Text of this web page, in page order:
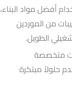
أفضل مواد البناء،
من الموردين
الطويل.
متخصصة
حلولاً مبتكرة